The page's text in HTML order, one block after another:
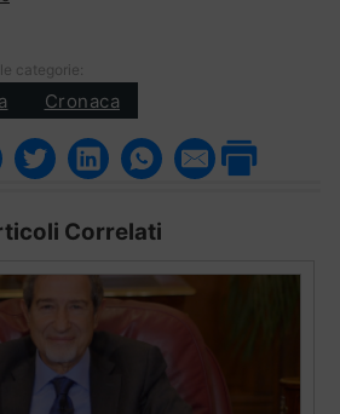
categorie:
Cronaca
Correlati